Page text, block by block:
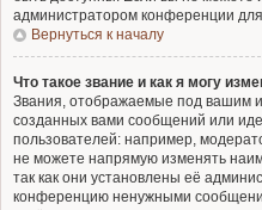
администратором конференции
Вернуться к началу
Что такое звание и как я могу
Звания, отображаемые под вашим
созданных вами сообщений или
пользователей: например,
не можете напрямую изменять
так как они установлены её
конференцию ненужными